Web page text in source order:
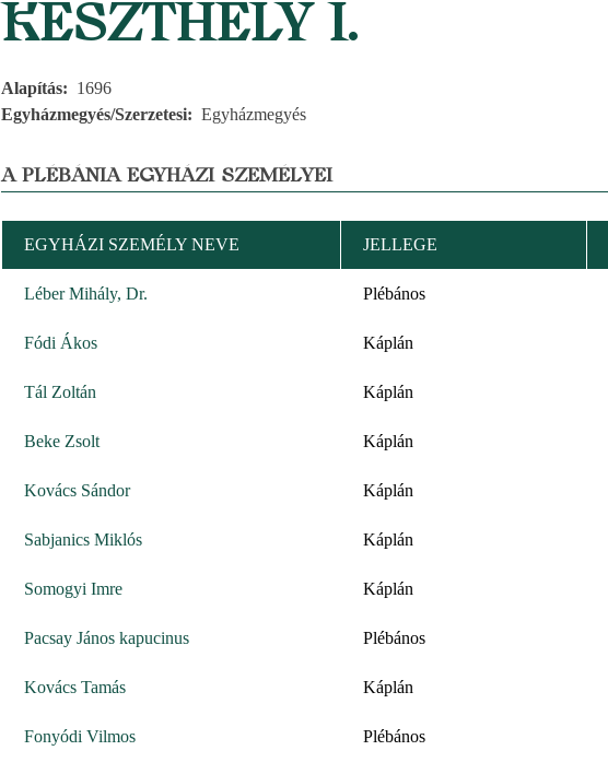
KESZTHELY I.
Alapítás
1696
Egyházmegyés/Szerzetesi
Egyházmegyés
A PLÉBÁNIA EGYHÁZI SZEMÉLYEI
EGYHÁZI SZEMÉLY NEVE JELLEGE
Léber Mihály, Dr.
Plébános
Fódi Ákos Káplán
Tál Zoltán Káplán
Beke Zsolt Káplán
Kovács Sándor Káplán
Sabjanics Miklós Káplán
Somogyi Imre Káplán
Pacsay János kapucinus Plébános
Kovács Tamás Káplán
Fonyódi Vilmos Plébános